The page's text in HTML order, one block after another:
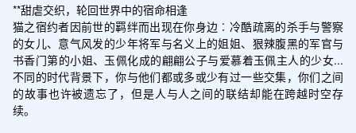
**甜虐交织，轮回世界中的宿命相逢
猫之宿约者因前世的羁绊而出现在你身边︰冷酷疏离的杀手与警察
的女儿、意气风发的少年将军与名义上的姐姐、狠辣腹黑的军官与
书香门第的小姐、玉佩化成的翩翩公子与爱慕着玉佩主人的少女...
不同的时代背景下，你与他们都或多或少有过一些交集，你们之间
的故事也许被遗忘了，但是人与人之间的联结却能在跨越时空存
续。